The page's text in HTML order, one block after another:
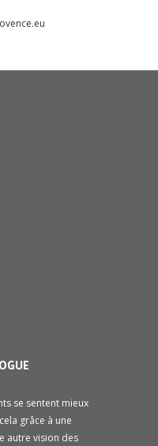
se sentent mieux
grâce à une
autre vision des